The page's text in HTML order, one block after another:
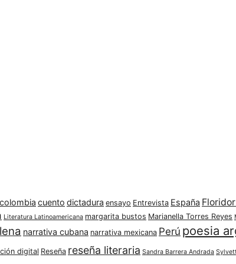
colombia cuento dictadura ensayo Entrevista España
Literatura Latinoamericana margarita bustos Marianella Torres Reyes
narrativa cubana narrativa mexicana Perú poesia
digital Reseña reseña literaria Sandra Barrera Andrada